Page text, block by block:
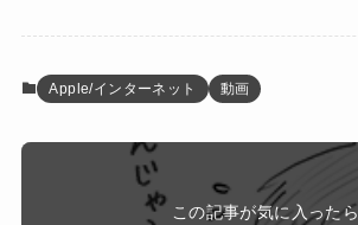
Apple/インターネット 動画
この記事が気に入ったら